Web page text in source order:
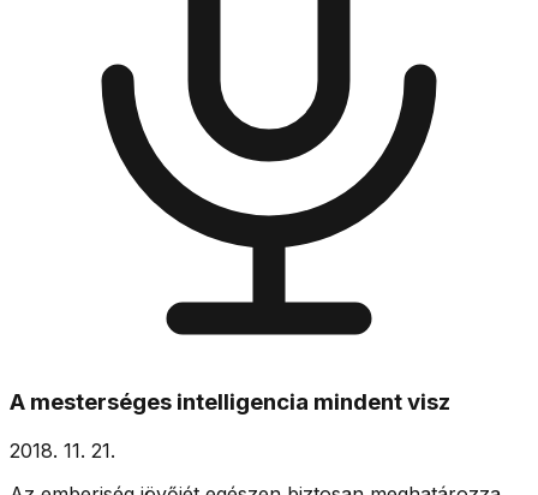
A mesterséges intelligencia mindent visz
2018. 11. 21.